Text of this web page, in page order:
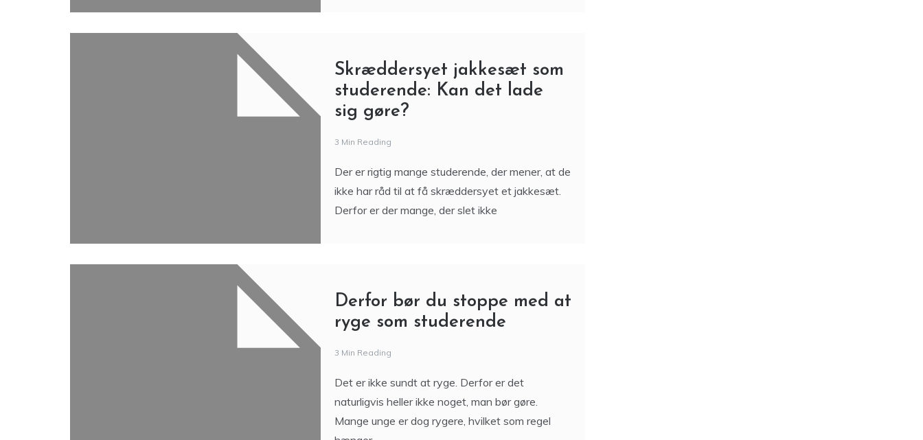
Skræddersyet jakkesæt som
studerende: Kan det lade
sig gøre?
3 Min Reading
Der er rigtig mange studerende, der mener, at de
ikke har råd til at få skræddersyet et jakkesæt.
Derfor er der mange, der slet ikke
Derfor bør du stoppe med at
ryge som studerende
3 Min Reading
Det er ikke sundt at ryge. Derfor er det
naturligvis heller ikke noget, man bør gøre.
Mange unge er dog rygere, hvilket som regel